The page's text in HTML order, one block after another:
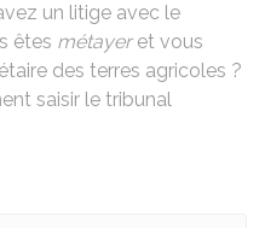
un litige avec le
êtes métayeret vous
des terres agricoles ?
saisir le tribunal